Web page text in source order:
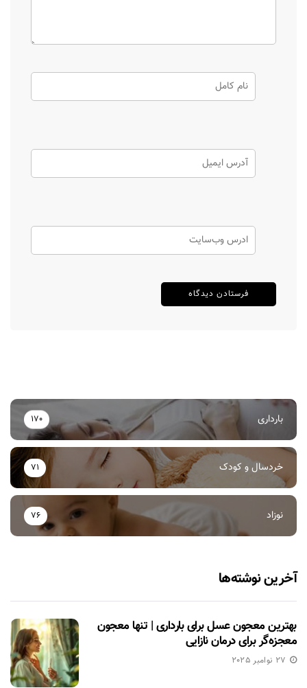
بارداری 170
خردسال و کودک 71
نوزاد 76
آخرین نوشته‌ها
بهترین معجون عسل برای بارداری | تنها معجون
معجزه‌گر برای درمان نازایی
27 نوامبر 2025